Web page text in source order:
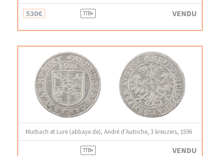
530€ TTB+ VENDU
Murbach et Lure (abbaye de), André d’Autriche, 3 kreuzers, 1596
TTB+ VENDU